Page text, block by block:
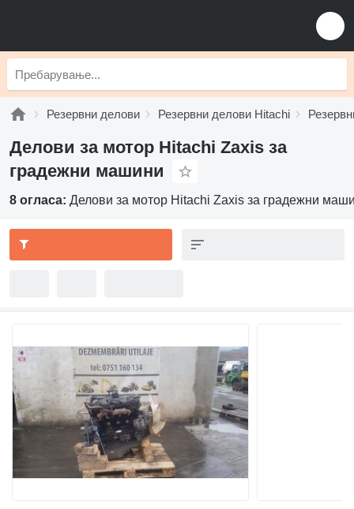
Резервни делови Резервни делови Hitachi
Делови за мотор Hitachi Zaxis за
градежни машини
8 огласа: Делови за мотор Hitachi Zaxis за градежни